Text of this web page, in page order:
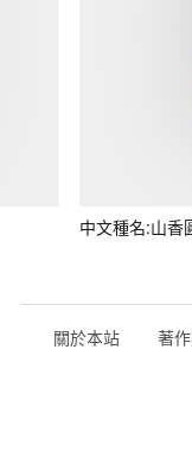
中文種名:山香
關於本站 著